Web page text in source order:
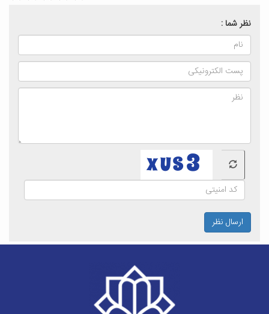
نظر شما :
ارسال نظر